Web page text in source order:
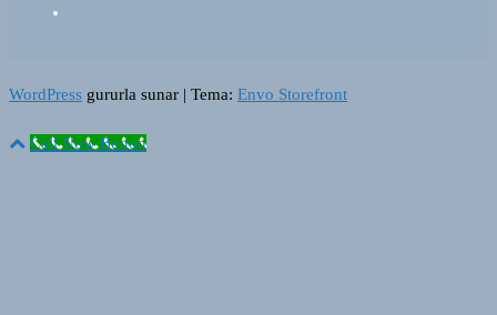
WordPress gururla sunar | Tema: Envo Storefront
Call Now Button